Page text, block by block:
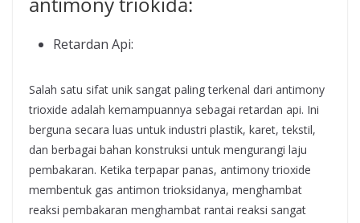
Retardan Api:
Salah satu sifat unik sangat paling terkenal dari antimony
trioxide adalah kemampuannya sebagai retardan api. Ini
berguna secara luas untuk industri plastik, karet, tekstil,
dan berbagai bahan konstruksi untuk mengurangi laju
pembakaran. Ketika terpapar panas, antimony trioxide
membentuk gas antimon trioksidanya, menghambat
reaksi pembakaran menghambat rantai reaksi sangat